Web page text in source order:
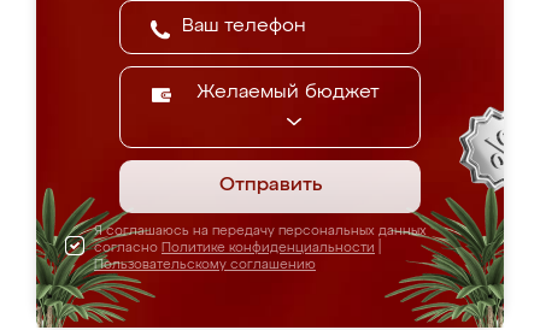
Желаемый бюджет
Отправить
Я соглашаюсь на передачу персональных данных
согласно Политике конфиденциальности
Пользовательскому соглашению